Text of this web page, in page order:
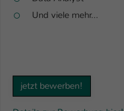
Und viele mehr...
jetzt bewerben!